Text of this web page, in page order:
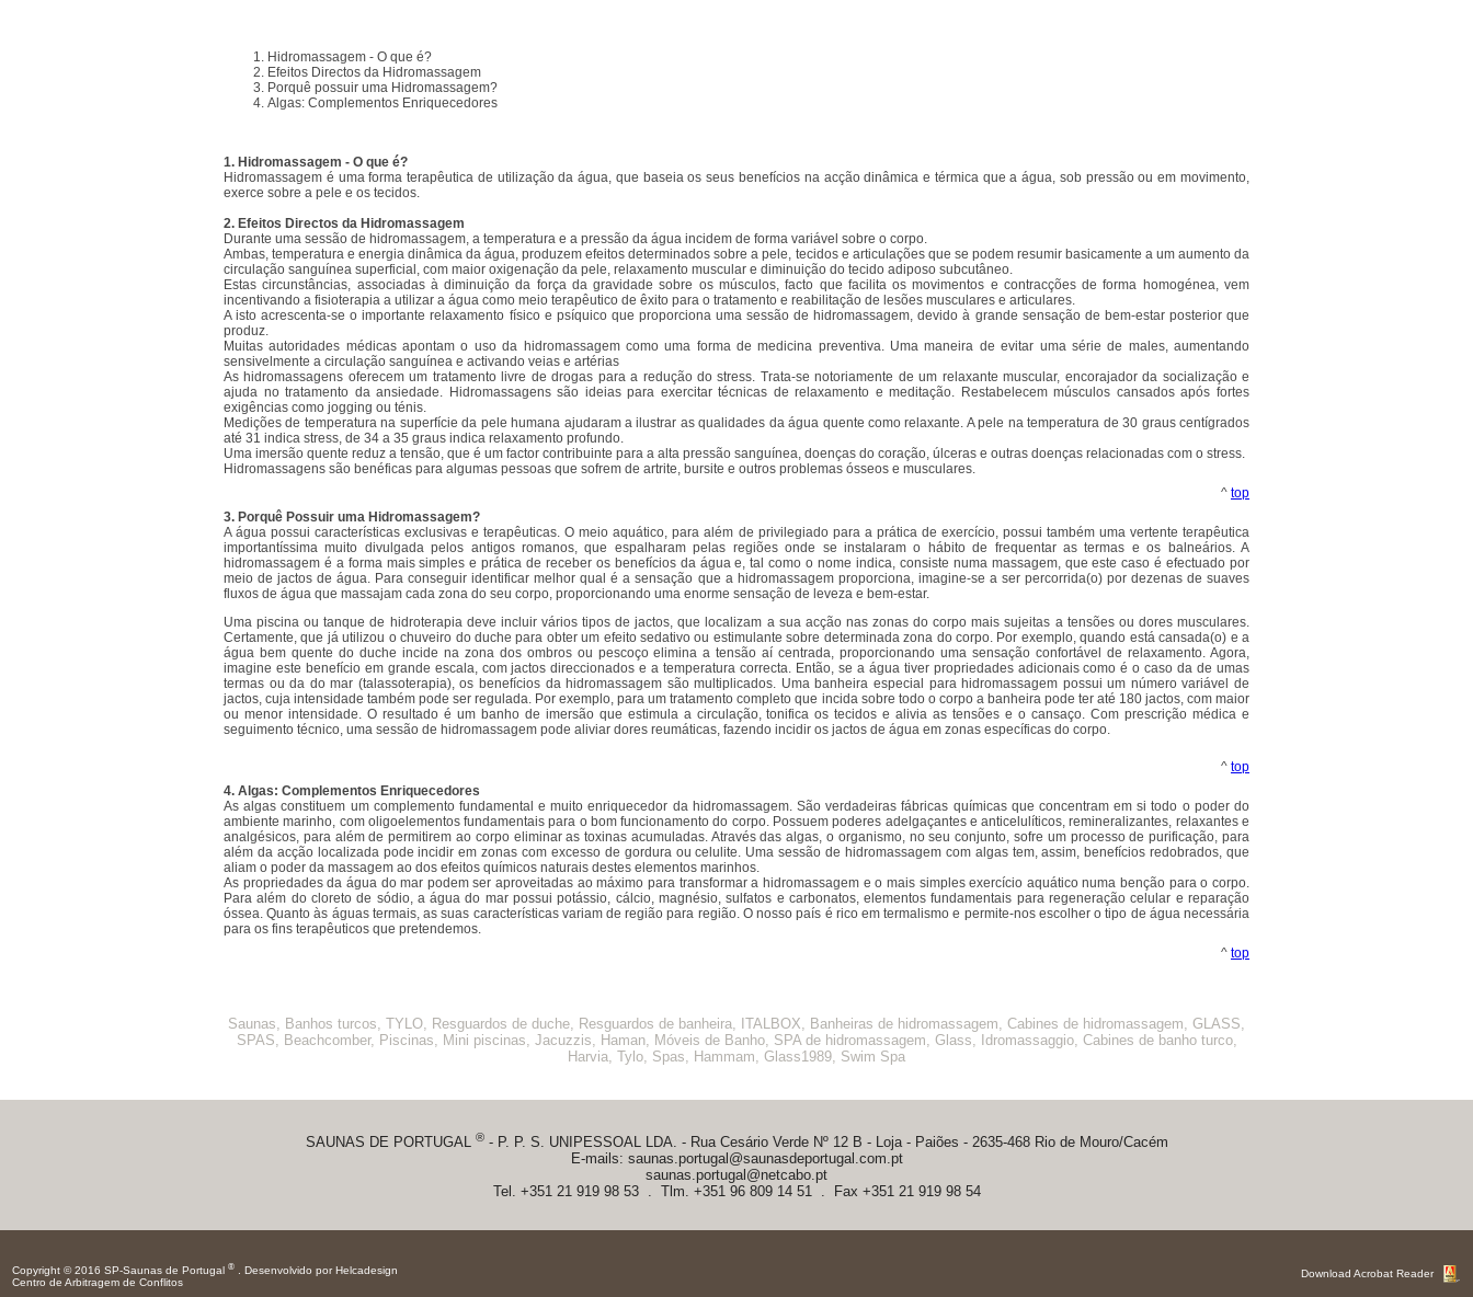
Hidromassagem - O que é?
Efeitos Directos da Hidromassagem
Porquê possuir uma Hidromassagem?
Algas: Complementos Enriquecedores
1. Hidromassagem - O que é?
Hidromassagem é uma forma terapêutica de utilização da água, que baseia os seus benefícios na acção dinâmica e térmica que a água, sob pressão ou em movimento,
exerce sobre a pele e os tecidos.
2. Efeitos Directos da Hidromassagem
Durante uma sessão de hidromassagem, a temperatura e a pressão da água incidem de forma variável sobre o corpo.
Ambas, temperatura e energia dinâmica da água, produzem efeitos determinados sobre a pele, tecidos e articulações que se podem resumir basicamente a um aumento da
circulação sanguínea superficial, com maior oxigenação da pele, relaxamento muscular e diminuição do tecido adiposo subcutâneo.
Estas circunstâncias, associadas à diminuição da força da gravidade sobre os músculos, facto que facilita os movimentos e contracções de forma homogénea, vem
incentivando a fisioterapia a utilizar a água como meio terapêutico de êxito para o tratamento e reabilitação de lesões musculares e articulares.
A isto acrescenta-se o importante relaxamento físico e psíquico que proporciona uma sessão de hidromassagem, devido à grande sensação de bem-estar posterior que
produz.
Muitas autoridades médicas apontam o uso da hidromassagem como uma forma de medicina preventiva. Uma maneira de evitar uma série de males, aumentando
sensivelmente a circulação sanguínea e activando veias e artérias
As hidromassagens oferecem um tratamento livre de drogas para a redução do stress. Trata-se notoriamente de um relaxante muscular, encorajador da socialização e
ajuda no tratamento da ansiedade. Hidromassagens são ideias para exercitar técnicas de relaxamento e meditação. Restabelecem músculos cansados após fortes
exigências como jogging ou ténis.
Medições de temperatura na superfície da pele humana ajudaram a ilustrar as qualidades da água quente como relaxante. A pele na temperatura de 30 graus centígrados
até 31 indica stress, de 34 a 35 graus indica relaxamento profundo.
Uma imersão quente reduz a tensão, que é um factor contribuinte para a alta pressão sanguínea, doenças do coração, úlceras e outras doenças relacionadas com o stress.
Hidromassagens são benéficas para algumas pessoas que sofrem de artrite, bursite e outros problemas ósseos e musculares.
^ top
3. Porquê Possuir uma Hidromassagem?
A água possui características exclusivas e terapêuticas. O meio aquático, para além de privilegiado para a prática de exercício, possui também uma vertente terapêutica
importantíssima muito divulgada pelos antigos romanos, que espalharam pelas regiões onde se instalaram o hábito de frequentar as termas e os balneários. A
hidromassagem é a forma mais simples e prática de receber os benefícios da água e, tal como o nome indica, consiste numa massagem, que este caso é efectuado por
meio de jactos de água. Para conseguir identificar melhor qual é a sensação que a hidromassagem proporciona, imagine-se a ser percorrida(o) por dezenas de suaves
fluxos de água que massajam cada zona do seu corpo, proporcionando uma enorme sensação de leveza e bem-estar.
Uma piscina ou tanque de hidroterapia deve incluir vários tipos de jactos, que localizam a sua acção nas zonas do corpo mais sujeitas a tensões ou dores musculares.
Certamente, que já utilizou o chuveiro do duche para obter um efeito sedativo ou estimulante sobre determinada zona do corpo. Por exemplo, quando está cansada(o) e a
água bem quente do duche incide na zona dos ombros ou pescoço elimina a tensão aí centrada, proporcionando uma sensação confortável de relaxamento. Agora,
imagine este benefício em grande escala, com jactos direccionados e a temperatura correcta. Então, se a água tiver propriedades adicionais como é o caso da de umas
termas ou da do mar (talassoterapia), os benefícios da hidromassagem são multiplicados. Uma banheira especial para hidromassagem possui um número variável de
jactos, cuja intensidade também pode ser regulada. Por exemplo, para um tratamento completo que incida sobre todo o corpo a banheira pode ter até 180 jactos, com maior
ou menor intensidade. O resultado é um banho de imersão que estimula a circulação, tonifica os tecidos e alivia as tensões e o cansaço. Com prescrição médica e
seguimento técnico, uma sessão de hidromassagem pode aliviar dores reumáticas, fazendo incidir os jactos de água em zonas específicas do corpo.
^ top
4. Algas: Complementos Enriquecedores
As algas constituem um complemento fundamental e muito enriquecedor da hidromassagem. São verdadeiras fábricas químicas que concentram em si todo o poder do
ambiente marinho, com oligoelementos fundamentais para o bom funcionamento do corpo. Possuem poderes adelgaçantes e anticelulíticos, remineralizantes, relaxantes e
analgésicos, para além de permitirem ao corpo eliminar as toxinas acumuladas. Através das algas, o organismo, no seu conjunto, sofre um processo de purificação, para
além da acção localizada pode incidir em zonas com excesso de gordura ou celulite. Uma sessão de hidromassagem com algas tem, assim, benefícios redobrados, que
aliam o poder da massagem ao dos efeitos químicos naturais destes elementos marinhos.
As propriedades da água do mar podem ser aproveitadas ao máximo para transformar a hidromassagem e o mais simples exercício aquático numa benção para o corpo.
Para além do cloreto de sódio, a água do mar possui potássio, cálcio, magnésio, sulfatos e carbonatos, elementos fundamentais para regeneração celular e reparação
óssea. Quanto às águas termais, as suas características variam de região para região. O nosso país é rico em termalismo e permite-nos escolher o tipo de água necessária
para os fins terapêuticos que pretendemos.
^ top
Saunas, Banhos turcos, TYLO, Resguardos de duche, Resguardos de banheira, ITALBOX, Banheiras de hidromassagem, Cabines de hidromassagem, GLASS,
SPAS, Beachcomber, Piscinas, Mini piscinas, Jacuzzis, Haman, Móveis de Banho, SPA de hidromassagem, Glass, Idromassaggio, Cabines de banho turco,
Harvia, Tylo, Spas, Hammam, Glass1989, Swim Spa
SAUNAS DE PORTUGAL ®- P. P. S. UNIPESSOAL LDA. - Rua Cesário Verde Nº 12 B - Loja - Paiões - 2635-468 Rio de Mouro/Cacém
E-mails: saunas.portugal@saunasdeportugal.com.pt
saunas.portugal@netcabo.pt
Tel. +351 21 919 98 53 . Tlm. +351 96 809 14 51 . Fax +351 21 919 98 54
Copyright © 2016 SP-Saunas de Portugal ® . Desenvolvido por Helcadesign
Centro de Arbitragem de Conflitos
Download Acrobat Reader